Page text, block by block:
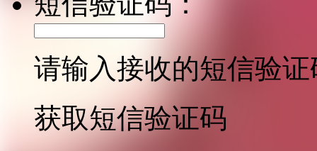
请输入接收的短信验证
获取短信验证码